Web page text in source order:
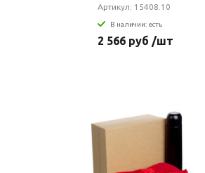
Артикул: 15408.10
В наличии: есть
2 566 руб /шт